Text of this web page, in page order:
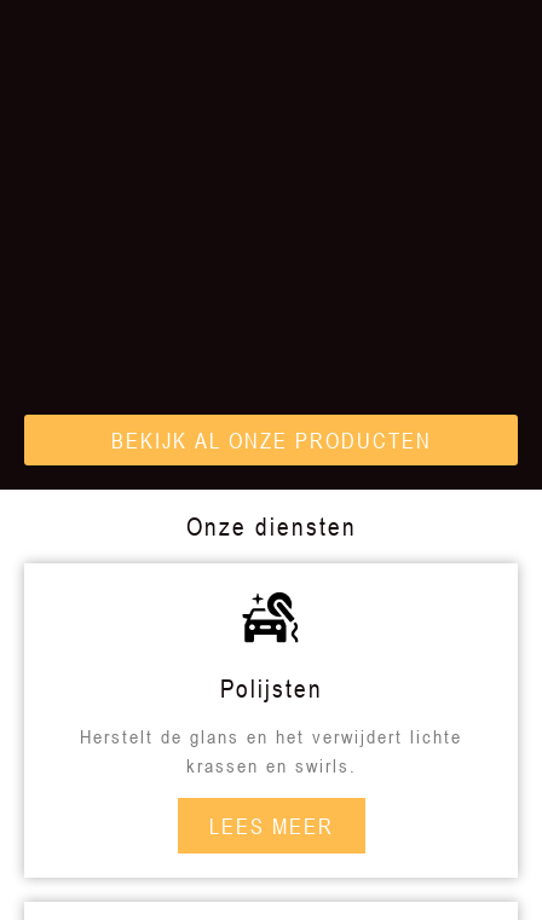
BEKIJK AL ONZE PRODUCTEN
Onze diensten
Polijsten
Herstelt de glans en het verwijdert lichte
krassen en swirls.
LEES MEER